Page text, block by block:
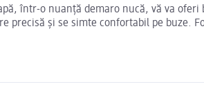
într-o nuanță demaro nucă, vă va
și se simte confortabil pe buze.